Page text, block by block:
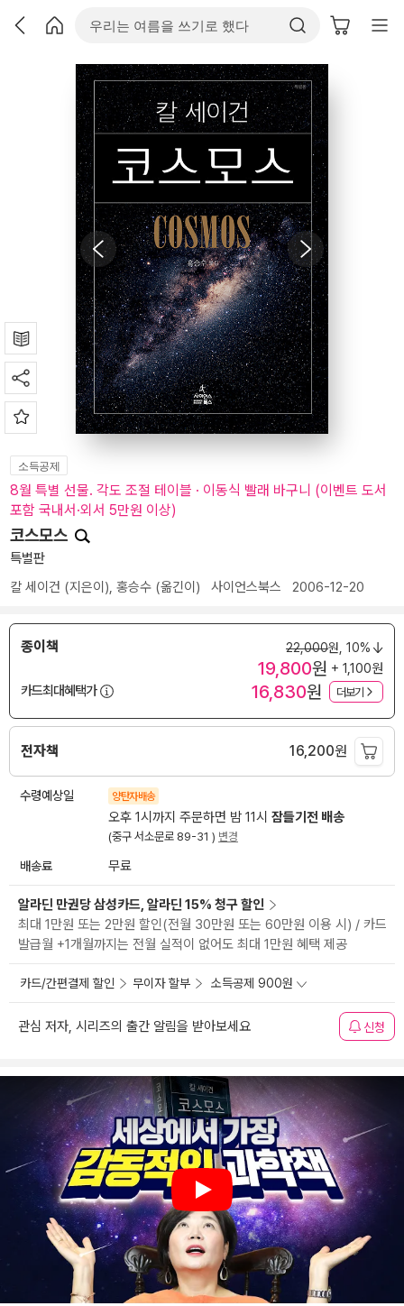
소득공제
8월 특별 선물. 각도 조절 테이블 · 이동식 빨래 바구니 (이벤트 도서
포함 국내서·외서 5만원 이상)
코스모스
특별판
칼 세이건 (지은이), 홍승수 (옮긴이) 사이언스북스 2006-12-20
종이책 22,000원, 10%
19,800원 + 1,100원
카드최대혜택가
16,830원 더보기
전자책 16,200원
수령예상일 양탄자배송
오후 1시까지 주문하면 밤 11시 잠들기전 배송
(중구 서소문로 89-31 ) 변경
배송료 무료
알라딘 만권당 삼성카드, 알라딘 15% 청구 할인
최대 1만원 또는 2만원 할인(전월 30만원 또는 60만원 이용 시) / 카드
발급월 +1개월까지는 전월 실적이 없어도 최대 1만원 혜택 제공
카드/간편결제 할인 무이자 할부 소득공제 900원
관심 저자, 시리즈의 출간 알림을 받아보세요 신청
Play